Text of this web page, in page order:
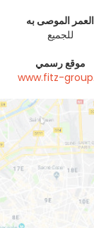
العمر الموصى به
للجميع
موقع رسمي
www.fitz-